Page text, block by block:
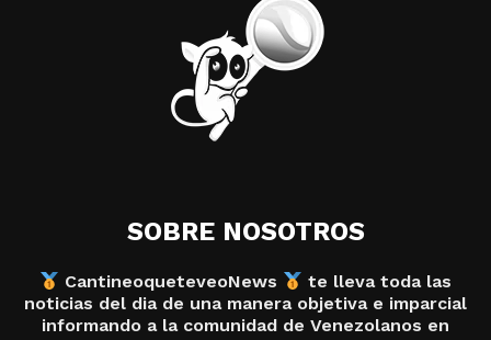
SOBRE NOSOTROS
CantineoqueteveoNews
te lleva toda las
noticias del dia de una manera objetiva e imparcial
informando a la comunidad de Venezolanos en